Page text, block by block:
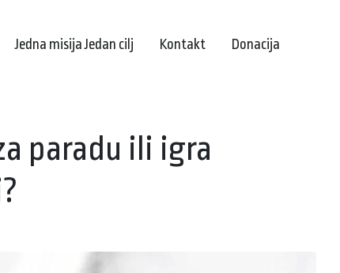
Jedna misija Jedan cilj Kontakt Donacija
paradu ili igra